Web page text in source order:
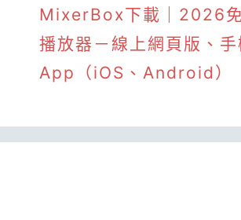
MixerBox下載｜2026
播放器－線上網頁版、手
App（iOS、Android）